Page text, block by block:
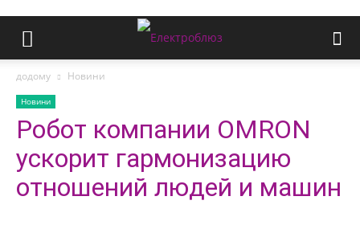
додому Новини
Новини
Робот компании OMRON
ускорит гармонизацию
отношений людей и машин